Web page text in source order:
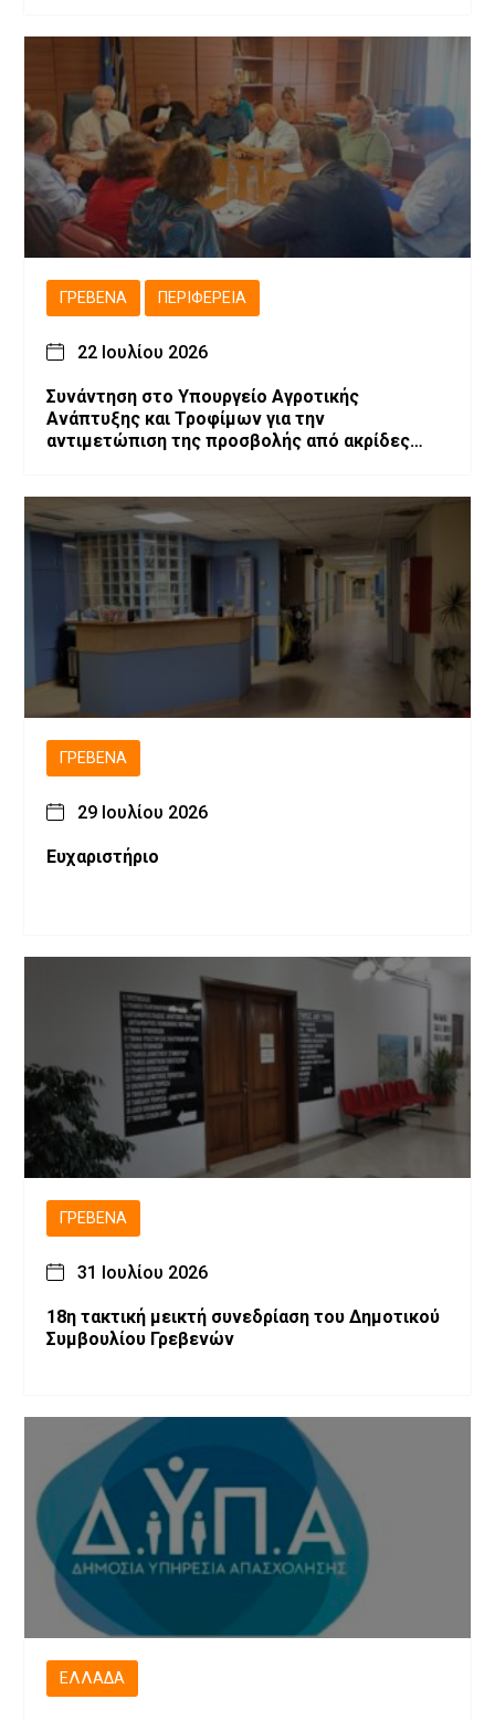
ΓΡΕΒΕΝΆ ΠΕΡΙΦΈΡΕΙΑ
22 Ιουλίου 2026
Συνάντηση στο Υπουργείο Αγροτικής
Ανάπτυξης και Τροφίμων για την
αντιμετώπιση της προσβολής από ακρίδες
ΓΡΕΒΕΝΆ
29 Ιουλίου 2026
Ευχαριστήριο
ΓΡΕΒΕΝΆ
31 Ιουλίου 2026
18η τακτική μεικτή συνεδρίαση του Δημοτικού
Συμβουλίου Γρεβενών
ΕΛΛΆΔΑ